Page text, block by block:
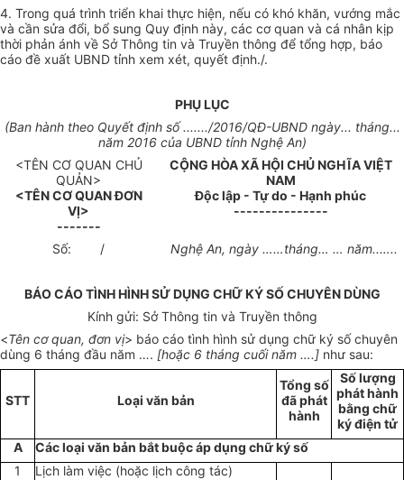
4. Trong quá trình triển khai thực hiện, nếu có khó khăn, vướng mắc
và cần sửa đổi, bổ sung Quy định này, các cơ quan và cá nhân kịp
thời phản ánh về Sở Thông tin và Truyền thông để tổng hợp, báo
cáo đề xuất UBND tỉnh xem xét, quyết định./.
PHỤ LỤC
(Ban hành theo Quyết địnhsố......./2016/QĐ-UBND ngày... tháng...
năm 2016 của UBND tỉnh Nghệ An)
<TÊN CƠ QUAN CHỦ
QUẢN>
<TÊN CƠ QUAN ĐƠN
VỊ>
-------
CỘNG HÒA XÃ HỘI CHỦ NGHĨA VIỆT
NAM
Độc lập - Tự do - Hạnh phúc
---------------
Số: / Nghệ An, ngày ……tháng… … năm..…..
BÁO CÁO TÌNH HÌNH SỬ DỤNG CHỮ KÝ SỐ CHUYÊN DÙNG
Kính gửi: Sở Thông tin và Truyền thông
<Tên cơ quan, đơn vị> báo cáo tình hình sử dụng chữ ký số chuyên
dùng 6 tháng đầu năm …. [hoặc 6 tháng cuối năm ….] như sau:
STT Loại văn bản
Tổng số
đã phát
hành
Số lượng
phát hành
bằng chữ
ký điện tử
A
Các loại văn bản bắt buộc áp dụng chữ ký số
1
Lịch làm việc (hoặc lịch công tác)